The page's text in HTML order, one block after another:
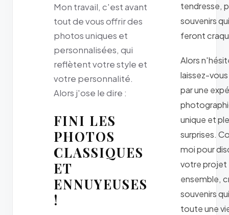
Mon travail, c'est avant
tout de vous offrir des
photos uniques et
personnalisées, qui
reflètent votre style et
votre personnalité.
Alors j'ose le dire :
FINI LES
PHOTOS
CLASSIQUES
ET
ENNUYEUSES
!
tendresse,
souvenirs
feront
Alors
laissez-
par une
unique et
surprises.
moi pour
votre projet
ensemble,
souvenirs
toute une